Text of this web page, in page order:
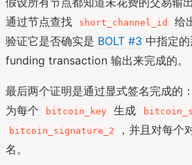
通过节点查找
short_channel_id
给
验证它是否确实是 BOLT #3 中指定
funding transaction 输出来完成的。
最后两个证明是通过显式签名完成的：
为每个
bitcoin_key 生成
bitcoin_signature_2 ，并且对每个
名。